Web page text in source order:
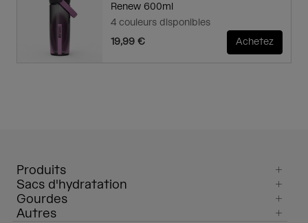
Renew 600ml
4 couleurs disponibles
19,99 €
Achetez
Produits
Sacs d'hydratation
Gourdes
Autres